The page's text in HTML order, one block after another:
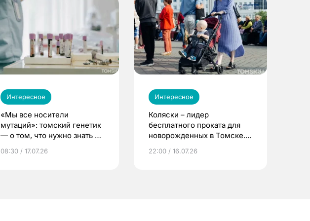
Интересное
«Мы все носители
мутаций»: томский генетик
— о том, что нужно знать до
08:30 / 17.07.26
Интересное
Коляски – лидер
бесплатного проката для
новорожденных в Томске.
22:00 / 16.07.26